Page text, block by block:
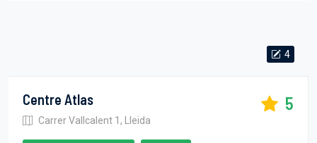
4
Centre Atlas
Carrer Vallcalent 1, Lleida
5